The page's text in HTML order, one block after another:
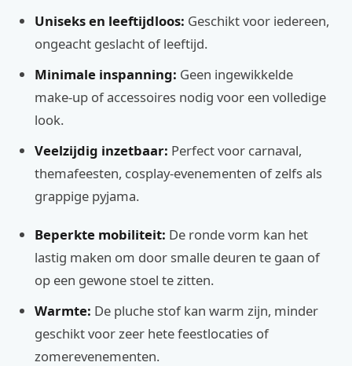
Uniseks en leeftijdloos: Geschikt voor iedereen,
ongeacht geslacht of leeftijd.
Minimale inspanning: Geen ingewikkelde
make-up of accessoires nodig voor een volledige
look.
Veelzijdig inzetbaar: Perfect voor carnaval,
themafeesten, cosplay-evenementen of zelfs als
grappige pyjama.
Beperkte mobiliteit: De ronde vorm kan het
lastig maken om door smalle deuren te gaan of
op een gewone stoel te zitten.
Warmte: De pluche stof kan warm zijn, minder
geschikt voor zeer hete feestlocaties of
zomerevenementen.